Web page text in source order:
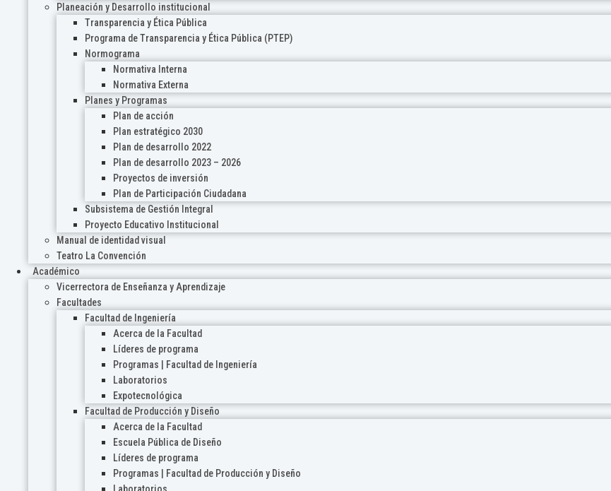
Planeación y Desarrollo institucional
Transparencia y Ética Pública
Programa de Transparencia y Ética Pública (PTEP)
Normograma
Normativa Interna
Normativa Externa
Planes y Programas
Plan de acción
Plan estratégico 2030
Plan de desarrollo 2022
Plan de desarrollo 2023 – 2026
Proyectos de inversión
Plan de Participación Ciudadana
Subsistema de Gestión Integral
Proyecto Educativo Institucional
Manual de identidad visual
Teatro La Convención
Académico
Vicerrectora de Enseñanza y Aprendizaje
Facultades
Facultad de Ingeniería
Acerca de la Facultad
Líderes de programa
Programas | Facultad de Ingeniería
Laboratorios
Expotecnológica
Facultad de Producción y Diseño
Acerca de la Facultad
Escuela Pública de Diseño
Líderes de programa
Programas | Facultad de Producción y Diseño
Laboratorios